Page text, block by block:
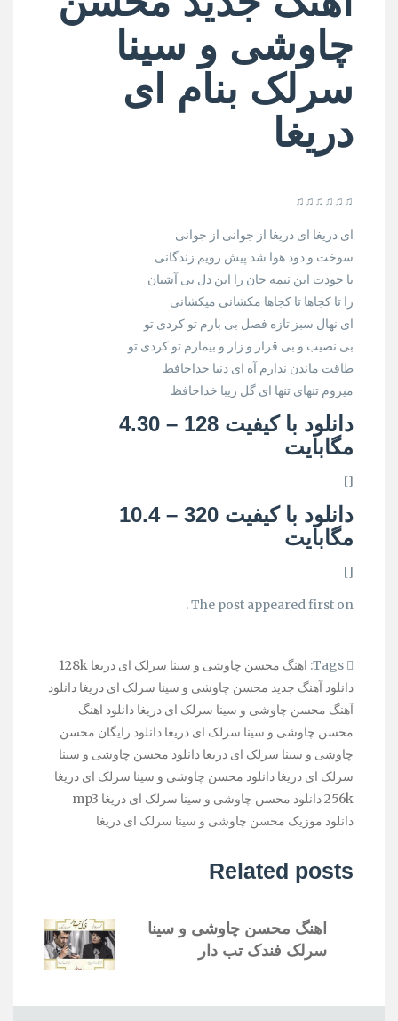
چاوشی و سینا
سرلک بنام ای
دریغا
♫♫♫♫♫♫
ای دریغا ای دریغا از جوانی از جوانی
سوخت و دود هوا شد پیش رویم زندگانی
با خودت این نیمه جان را این دل بی آشیان
را تا کجاها تا کجاها مکشانی میکشانی
ای نهال سبز تازه فصل بی بارم تو کردی تو
بی نصیب و بی قرار و زار و بیمارم تو کردی تو
طاقت ماندن ندارم آه ای دنیا خداحافط
میروم تنهای تنها ای گل زیبا خداحافظ
دانلود با کیفیت 128 –
4.30
مگابایت
[]
دانلود با کیفیت 320 –
10.4
مگابایت
[]
The post appeared first on .
اهنگ محسن چاوشی و سینا سرلک ای دریغا 128k
دانلود آهنگ جدید محسن چاوشی و سینا سرلک ای دریغا دانلود
آهنگ محسن چاوشی و سینا سرلک ای دریغا دانلود اهنگ
محسن چاوشی و سینا سرلک ای دریغا دانلود رایگان محسن
چاوشی و سینا سرلک ای دریغا دانلود محسن چاوشی و سینا
سرلک ای دریغا دانلود محسن چاوشی و سینا سرلک ای دریغا
256kدانلود محسن چاوشی و سینا سرلک ای دریغا mp3
دانلود موزیک محسن چاوشی و سینا سرلک ای دریغا
Related posts
اهنگ محسن چاوشی و سینا
سرلک فندک تب دار